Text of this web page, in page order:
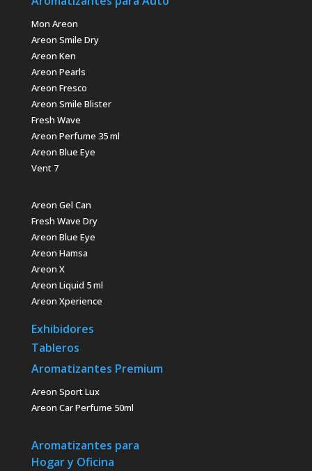
Mon Areon
Areon Smile Dry
Areon Ken
Areon Pearls
Areon Fresco
Areon Smile Blister
Fresh Wave
Areon Perfume 35 ml
Areon Blue Eye
Vent 7
Areon Gel Can
Fresh Wave Dry
Areon Blue Eye
Areon Hamsa
Areon X
Areon Liquid 5 ml
Areon Xperience
Exhibidores
Tableros
Aromatizantes Premium
Areon Sport Lux
Areon Car Perfume 50ml
Aromatizantes para
Hogar y Oficina